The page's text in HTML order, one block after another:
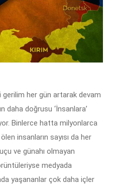
gerilim her gün artarak devam
daha doğrusu ‘İnsanlara’
Binlerce hatta milyonlarca
insanların sayısı da her
ve günahı olmayan
medyada
yaşananlar çok daha içler